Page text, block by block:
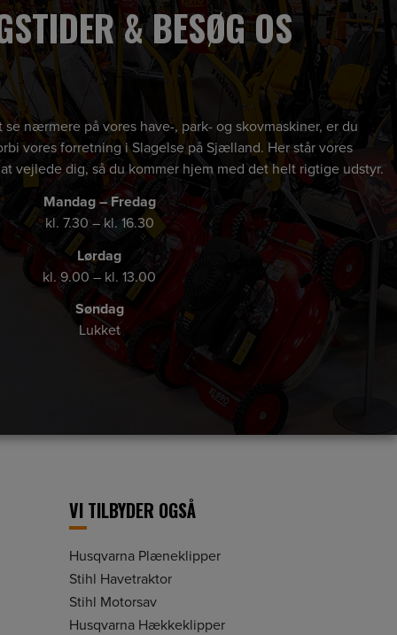
& BESØG OS
nærmere på vores have-, park- og skovmaskiner, er du
vores forretning i Slagelse på Sjælland. Her står vores
vejlede dig, så du kommer hjem med det helt rigtige udstyr.
Mandag – Fredag
kl. 7.30 – kl. 16.30
Lørdag
kl. 9.00 – kl. 13.00
Søndag
Lukket
VI TILBYDER OGSÅ
Husqvarna Plæneklipper
Stihl Havetraktor
Stihl Motorsav
Husqvarna Hækkeklipper